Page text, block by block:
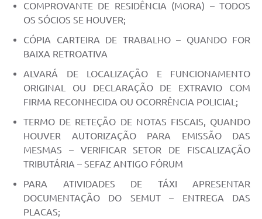
COMPROVANTE DE RESIDÊNCIA (MORA) – TODOS
OS SÓCIOS SE HOUVER;
CÓPIA CARTEIRA DE TRABALHO – QUANDO FOR
BAIXA RETROATIVA
ALVARÁ DE LOCALIZAÇÃO E FUNCIONAMENTO
ORIGINAL OU DECLARAÇÃO DE EXTRAVIO COM
FIRMA RECONHECIDA OU OCORRÊNCIA POLICIAL;
TERMO DE RETEÇÃO DE NOTAS FISCAIS, QUANDO
HOUVER AUTORIZAÇÃO PARA EMISSÃO DAS
MESMAS – VERIFICAR SETOR DE FISCALIZAÇÃO
TRIBUTÁRIA – SEFAZ ANTIGO FÓRUM
PARA ATIVIDADES DE TÁXI APRESENTAR
DOCUMENTAÇÃO DO SEMUT – ENTREGA DAS
PLACAS;